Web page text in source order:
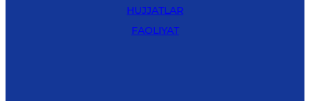
HUJJATLAR
FAOLIYAT